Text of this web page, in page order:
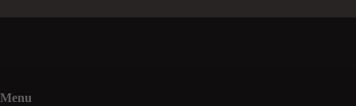
Menu